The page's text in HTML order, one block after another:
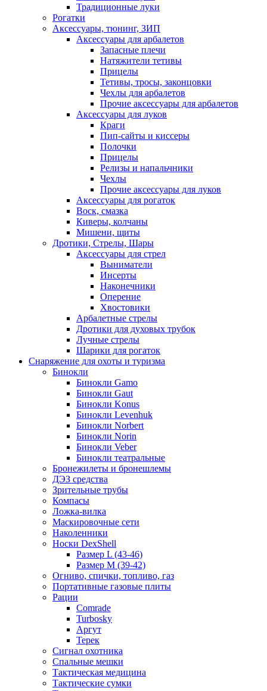
Традиционные луки
Рогатки
Аксессуары, тюнинг, ЗИП
Аксессуары для арбалетов
Запасные плечи
Натяжители тетивы
Прицелы
Тетивы, тросы, законцовки
Чехлы для арбалетов
Прочие аксессуары для арбалетов
Аксессуары для луков
Краги
Пип-сайты и киссеры
Полочки
Прицелы
Релизы и напальчники
Чехлы
Прочие аксессуары для луков
Аксессуары для рогаток
Воск, смазка
Киверы, колчаны
Мишени, щиты
Дротики, Стрелы, Шары
Аксессуары для стрел
Выниматели
Инсерты
Наконечники
Оперение
Хвостовики
Арбалетные стрелы
Дротики для духовых трубок
Лучные стрелы
Шарики для рогаток
Снаряжение для охоты и туризма
Бинокли
Бинокли Gamo
Бинокли Gaut
Бинокли Konus
Бинокли Levenhuk
Бинокли Norbert
Бинокли Norin
Бинокли Veber
Бинокли театральные
Бронежилеты и бронешлемы
ДЭЗ средства
Зрительные трубы
Компасы
Ложка-вилка
Маскировочные сети
Наколенники
Носки DexShell
Размер L (43-46)
Размер M (39-42)
Огниво, спички, топливо, газ
Портативные газовые плиты
Рации
Comrade
Turbosky
Аргут
Терек
Сигнал охотника
Спальные мешки
Тактическая медицина
Тактические сумки